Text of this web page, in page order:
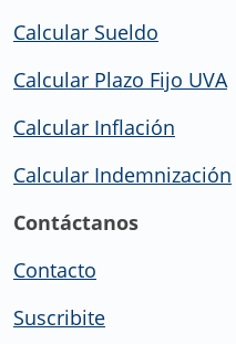
Calcular Sueldo
Calcular Plazo Fijo UVA
Calcular Inflación
Calcular Indemnización
Contáctanos
Contacto
Suscribite